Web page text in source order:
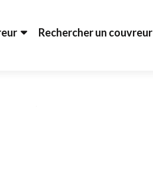
Rechercher un couvreur